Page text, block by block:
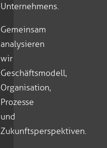
Unternehmens.
Gemeinsam
analysieren
wir
Geschäftsmodell,
Organisation,
Prozesse
und
Zukunftsperspektiven.